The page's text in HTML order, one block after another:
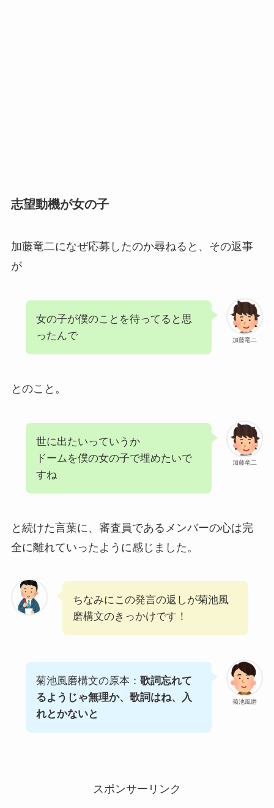
志望動機が女の子
加藤竜二になぜ応募したのか尋ねると、その返事
が
加藤竜二
女の子が僕のことを待ってると思
ったんで
とのこと。
加藤竜二
世に出たいっていうか
ドームを僕の女の子で埋めたいで
すね
と続けた言葉に、審査員であるメンバーの心は完
全に離れていったように感じました。
ちなみにこの発言の返しが菊池風
磨構文のきっかけです！
菊池風磨
菊池風磨構文の原本： 歌詞忘れて
るようじゃ無理か、歌詞はね、入
れとかないと
スポンサーリンク